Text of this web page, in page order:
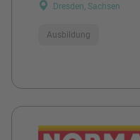
Dresden, Sachsen
Ausbildung